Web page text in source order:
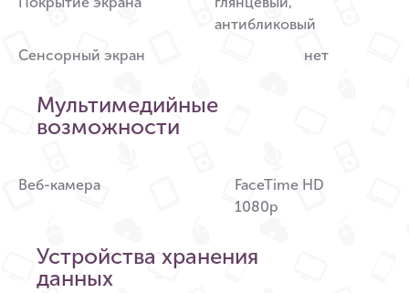
антибликовый
Сенсорный экран
нет
Мультимедийные
возможности
Веб-камера
FaceTime HD
1080p
Устройства хранения
данных